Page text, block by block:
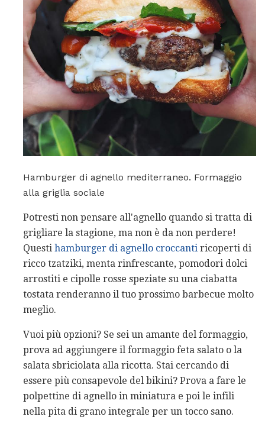
Hamburger di agnello mediterraneo. Formaggio
alla griglia sociale
Potresti non pensare all'agnello quando si tratta di
grigliare la stagione, ma non è da non perdere!
Questi hamburger di agnello croccanti ricoperti di
ricco tzatziki, menta rinfrescante, pomodori dolci
arrostiti e cipolle rosse speziate su una ciabatta
tostata renderanno il tuo prossimo barbecue molto
meglio.
Vuoi più opzioni? Se sei un amante del formaggio,
prova ad aggiungere il formaggio feta salato o la
salata sbriciolata alla ricotta. Stai cercando di
essere più consapevole del bikini? Prova a fare le
polpettine di agnello in miniatura e poi le infili
nella pita di grano integrale per un tocco sano.